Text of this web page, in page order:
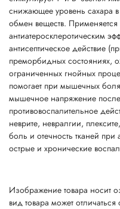
снижающее уровень сахара
обмен веществ.
антиатеросклеротическим
антисептическое действие
преморбидных состояниях,
ограниченных гнойных
помогает при мышечных
мышечное напряжение
противовоспалительное
неврите, невралгии,
боль и отечность тканей
острые и хронические
Изображение товара носит
вид товара может